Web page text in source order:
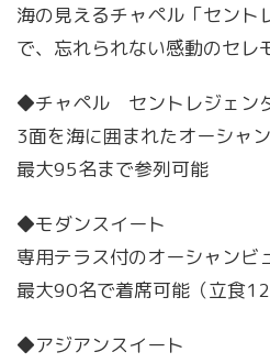
海の見えるチャペル「セント
で、忘れられない感動のセレ
◆チャペル セントレジェン
3面を海に囲まれたオーシャ
最大95名まで参列可能
◆モダンスイート
専用テラス付のオーシャンビ
最大90名で着席可能（立食
◆アジアンスイート